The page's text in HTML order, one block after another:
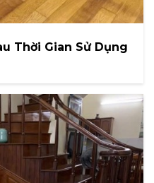
Thời Gian Sử Dụng